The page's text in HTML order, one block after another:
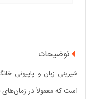
توضیحات
شیرینی زبان و پاپیونی
است که معمولاً در